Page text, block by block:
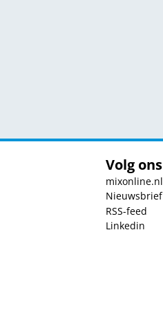
Volg ons
mixonline.nl
Nieuwsbrief
RSS-feed
Linkedin